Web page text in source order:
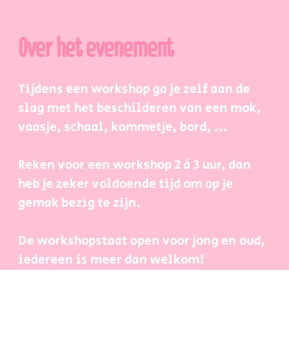
Over het evenement
Tijdens een workshop ga je zelf aan de
slag met het beschilderen van een mok,
vaasje, schaal, kommetje, bord, ...
Reken voor een workshop 2 à 3 uur, dan
heb je zeker voldoende tijd om op je
gemak bezig te zijn.
De workshopstaat open voor jong en oud,
iedereen is meer dan welkom!